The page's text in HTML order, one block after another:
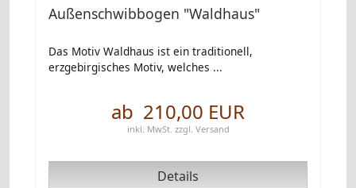
Außenschwibbogen "Waldhaus"
Das Motiv Waldhaus ist ein traditionell,
erzgebirgisches Motiv, welches ...
ab 210,00 EUR
inkl. MwSt. zzgl. Versand
Details